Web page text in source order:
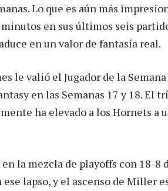
Lo que es aún más
en sus últimos seis
en un valor de fantasía real.
le valió el Jugador de la
en las Semanas 17 y 18. El
ha elevado a los Hornets a
la mezcla de playoffs con 18-8
lapso, y el ascenso de Miller